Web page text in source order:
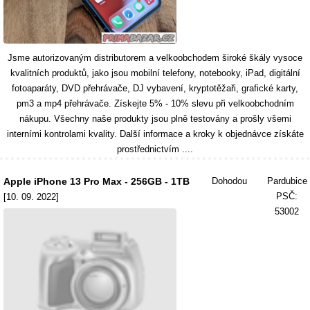
Jsme autorizovaným distributorem a velkoobchodem široké škály vysoce
kvalitních produktů, jako jsou mobilní telefony, notebooky, iPad, digitální
fotoaparáty, DVD přehrávače, DJ vybavení, kryptotěžaři, grafické karty,
pm3 a mp4 přehrávače. Získejte 5% - 10% slevu při velkoobchodním
nákupu. Všechny naše produkty jsou plně testovány a prošly všemi
interními kontrolami kvality. Další informace a kroky k objednávce získáte
prostřednictvím ....
Apple iPhone 13 Pro Max - 256GB - 1TB
[10. 09. 2022]
Dohodou
Pardubice
PSČ:
53002